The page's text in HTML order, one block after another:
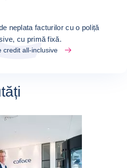
neplata facturilor cu o poliță
cu primă fixă.
credit all-inclusive